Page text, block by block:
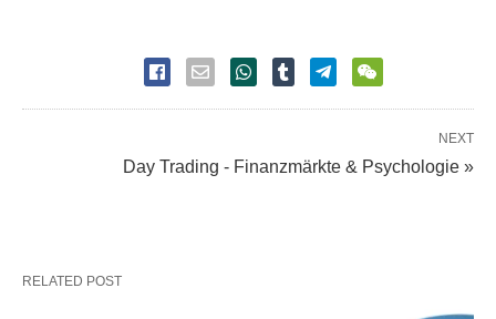
NEXT
Day Trading - Finanzmärkte & Psychologie »
RELATED POST